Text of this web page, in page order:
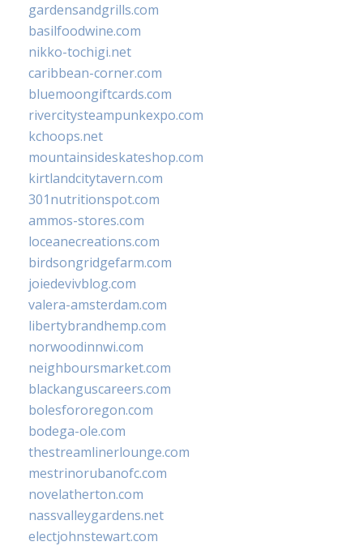
gardensandgrills.com
basilfoodwine.com
nikko-tochigi.net
caribbean-corner.com
bluemoongiftcards.com
rivercitysteampunkexpo.com
kchoops.net
mountainsideskateshop.com
kirtlandcitytavern.com
301nutritionspot.com
ammos-stores.com
loceanecreations.com
birdsongridgefarm.com
joiedevivblog.com
valera-amsterdam.com
libertybrandhemp.com
norwoodinnwi.com
neighboursmarket.com
blackanguscareers.com
bolesfororegon.com
bodega-ole.com
thestreamlinerlounge.com
mestrinorubanofc.com
novelatherton.com
nassvalleygardens.net
electjohnstewart.com